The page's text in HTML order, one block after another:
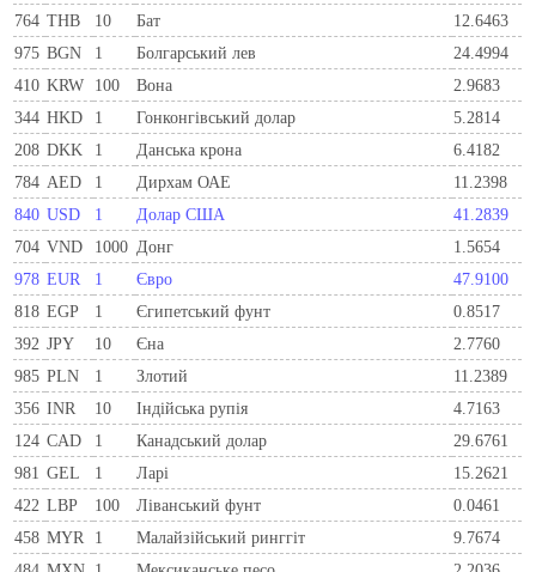
764 THB 10 Бат
12.6463
975 BGN 1 Болгарський лев
24.4994
410 KRW 100 Вона
2.9683
344 HKD 1 Гонконгівський долар
5.2814
208 DKK 1 Данська крона
6.4182
784 AED 1 Дирхам ОАЕ
11.2398
840 USD 1 Долар США
41.2839
704 VND 1000 Донг
1.5654
978 EUR 1 Євро
47.9100
818 EGP 1 Єгипетський фунт
0.8517
392 JPY 10 Єна
2.7760
985 PLN 1 Злотий
11.2389
356 INR 10 Індійська рупія
4.7163
124 CAD 1 Канадський долар
29.6761
981 GEL 1 Ларi
15.2621
422 LBP 100 Ліванський фунт
0.0461
458 MYR 1 Малайзійський ринггіт
9.7674